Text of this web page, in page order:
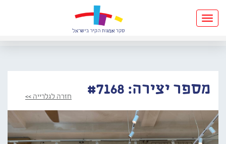
Toggle
navigation
מספר יצירה: #7168 חזרה לגלרייה >>